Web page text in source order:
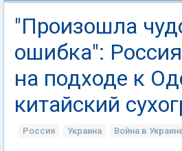
"Произошла
ошибка":
на подходе к
китайский
Россия Украина Война в